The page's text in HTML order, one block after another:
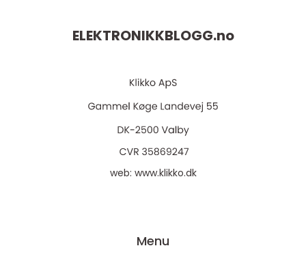
ELEKTRONIKKBLOGG.no
web: www.klikko.dk
Menu